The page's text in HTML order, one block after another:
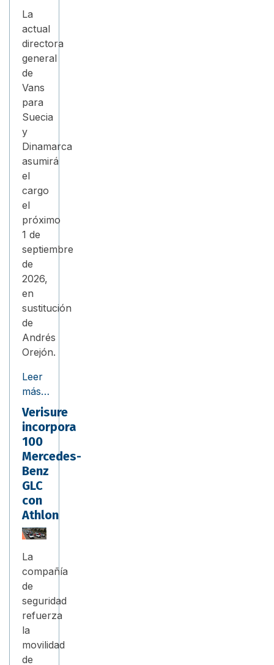
La
actual
directora
general
de
Vans
para
Suecia
y
Dinamarca
asumirá
el
cargo
el
próximo
1 de
septiembre
de
2026,
en
sustitución
de
Andrés
Orejón.
Leer
más…
Verisure
incorpora
100
Mercedes-
Benz
GLC
con
Athlon
La
compañía
de
seguridad
refuerza
la
movilidad
de